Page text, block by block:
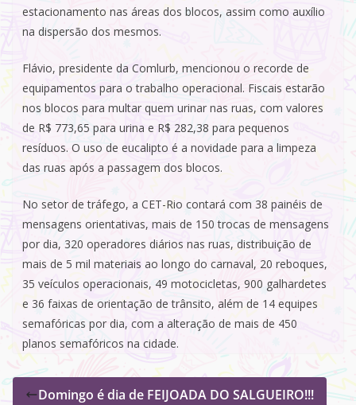
estacionamento nas áreas dos blocos, assim como auxílio
na dispersão dos mesmos.
Flávio, presidente da Comlurb, mencionou o recorde de
equipamentos para o trabalho operacional. Fiscais estarão
nos blocos para multar quem urinar nas ruas, com valores
de R$ 773,65 para urina e R$ 282,38 para pequenos
resíduos. O uso de eucalipto é a novidade para a limpeza
das ruas após a passagem dos blocos.
No setor de tráfego, a CET-Rio contará com 38 painéis de
mensagens orientativas, mais de 150 trocas de mensagens
por dia, 320 operadores diários nas ruas, distribuição de
mais de 5 mil materiais ao longo do carnaval, 20 reboques,
35 veículos operacionais, 49 motocicletas, 900 galhardetes
e 36 faixas de orientação de trânsito, além de 14 equipes
semafóricas por dia, com a alteração de mais de 450
planos semafóricos na cidade.
Domingo é dia de FEIJOADA DO SALGUEIRO!!!